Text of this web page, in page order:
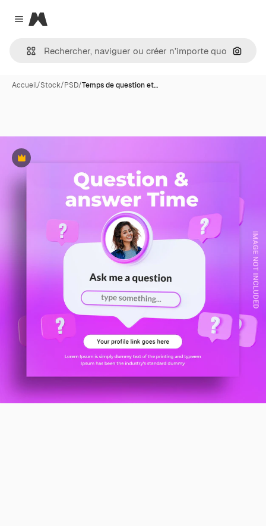
Close menu
Magnific
Accueil/Stock/PSD/Temps de question et…
Premium